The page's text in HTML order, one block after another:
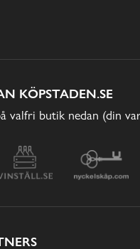
KÖPSTADEN.SE
valfri butik nedan (din